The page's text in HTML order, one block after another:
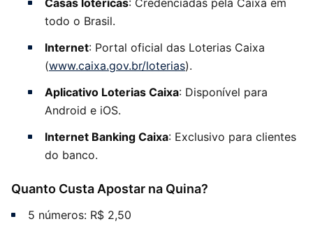
Casas lotéricas: Credenciadas pela Caixa em
todo o Brasil.
Internet: Portal oficial das Loterias Caixa
(www.caixa.gov.br/loterias).
Aplicativo Loterias Caixa: Disponível para
Android e iOS.
Internet Banking Caixa: Exclusivo para clientes
do banco.
Quanto Custa Apostar na Quina?
5 números: R$ 2,50